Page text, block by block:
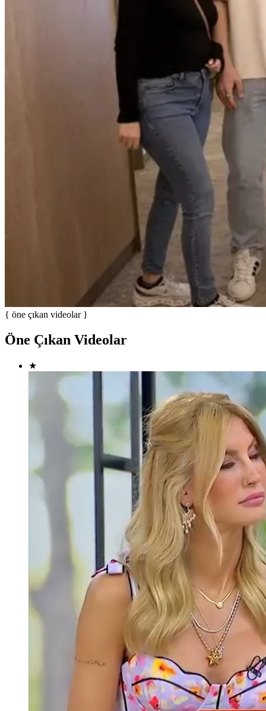
{ öne çıkan videolar }
Öne Çıkan Videolar
★